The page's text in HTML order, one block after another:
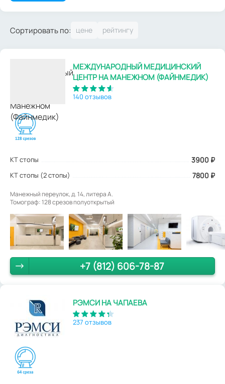
Сортировать по:
МЕЖДУНАРОДНЫЙ МЕДИЦИНСКИЙ
ЦЕНТР НА МАНЕЖНОМ (ФАЙНМЕДИК)
140 отзывов
КТ стопы 3900 ₽
КТ стопы (2 стопы) 7800 ₽
Манежный переулок, д. 14, литера А.
Томограф: 128 срезов полуоткрытый
+7 (812) 606-78-87
РЭМСИ НА ЧАПАЕВА
237 отзывов